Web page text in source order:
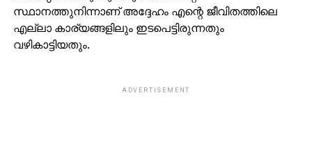
സ്ഥാനത്തുനിന്നാണ് അദ്ദേഹം എന്റെ ജീവിതത്തിലെ
എല്ലാ കാര്യങ്ങളിലും ഇടപെട്ടിരുന്നതും
വഴികാട്ടിയതും.
ADVERTISEMENT